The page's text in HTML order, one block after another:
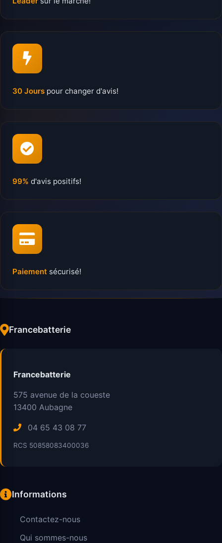
30 Jours pour changer d'avis!
99% d'avis positifs!
Paiement sécurisé!
Francebatterie
Francebatterie
575 avenue de la coueste
13400 Aubagne
04 65 43 08 77
RCS 50858083400036
Informations
Contactez-nous
Qui sommes-nous